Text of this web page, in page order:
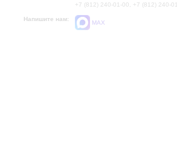
+7 (812) 240-01-00, +7 (812) 240-
Напишите нам:
MAX